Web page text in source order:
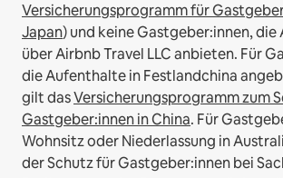
Versicherungsprogramm für
Japan) und keine Gastgeber:innen,
über Airbnb Travel LLC anbieten. Für
die Aufenthalte in Festlandchina
gilt dasVersicherungsprogramm zum
Gastgeber:innen in China. Für
Wohnsitz oder Niederlassung in
der Schutz für Gastgeber:innen bei